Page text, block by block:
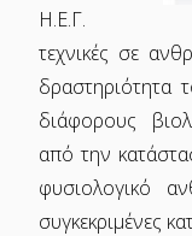
Η.Ε.Γ.
τεχνικές σε
δραστηριότητα
διάφορους
από την
φυσιολογικό
συγκεκριμένες